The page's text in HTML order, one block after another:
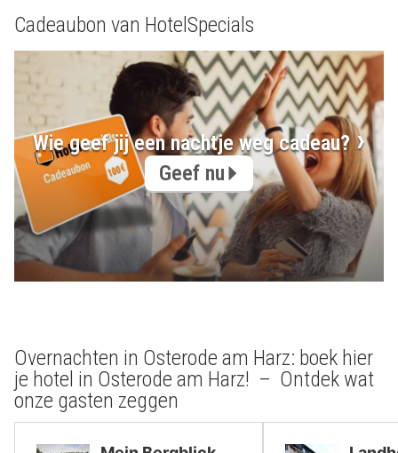
Cadeaubon van HotelSpecials
Wie geef jij een nachtje weg cadeau?
Geef nu
Overnachten in Osterode am Harz: boek hier
je hotel in Osterode am Harz! – Ontdek wat
onze gasten zeggen